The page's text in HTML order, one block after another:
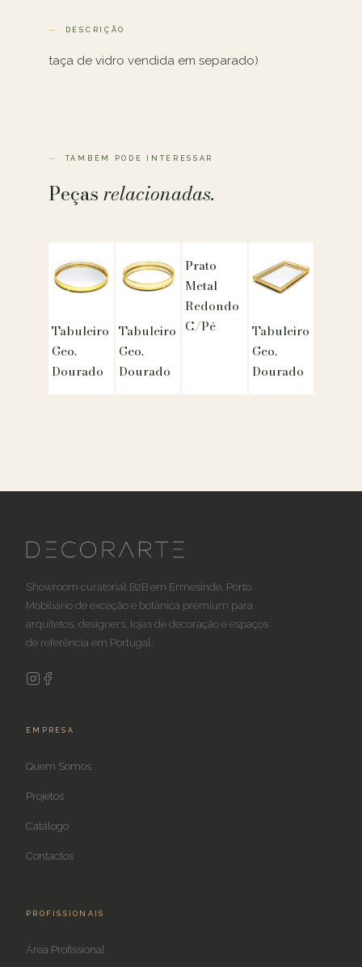
DESCRIÇÃO
taça de vidro vendida em separado)
TAMBÉM PODE INTERESSAR
Peçasrelacionadas.
Tabuleiro
Geo.
Dourado
Tabuleiro
Geo.
Dourado
Prato
Metal
Redondo
C/Pé
Tabuleiro
Geo.
Dourado
Showroom curatorial B2B em Ermesinde, Porto.
Mobiliário de exceção e botânica premium para
arquitetos, designers, lojas de decoração e espaços
de referência em Portugal.
EMPRESA
Quem Somos
Projetos
Catálogo
Contactos
PROFISSIONAIS
Área Profissional